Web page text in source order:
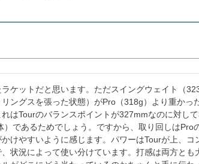
ラケットだと思います。ただスイングウェイト（
ングスを張った状態）がPro（318g）より重かっ
れはTourのバランスポイントが327mmなのに対し
）であるためでしょう。ですから、取り回しはPro
けやすいように感じます。パワーはTourが上、コ
状況によって使い分けています。打感は両方とも